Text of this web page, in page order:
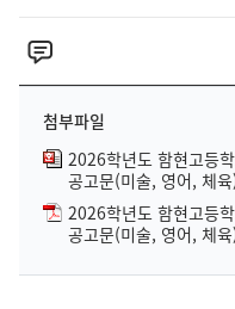
첨부파일
2026학년도 함현고등
공고문(미술, 영어, 체
2026학년도 함현고등
공고문(미술, 영어, 체